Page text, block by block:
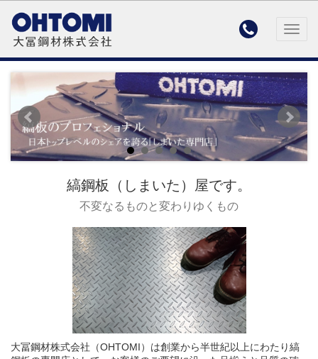

縞鋼板（しまいた）屋です。
不変なるものと変わりゆくもの
大冨鋼材株式会社（OHTOMI）は創業から半世紀以上にわたり縞